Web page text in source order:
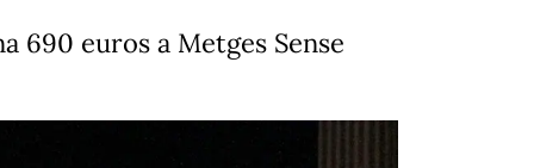
690 euros a Metges Sense